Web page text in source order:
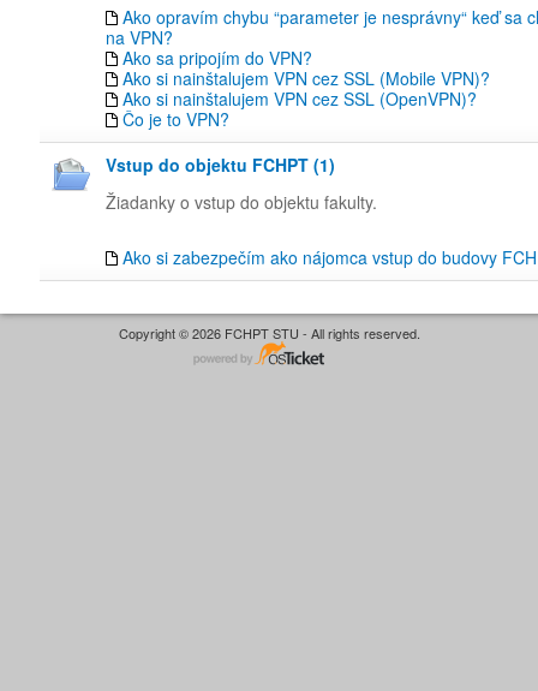
Ako opravím chybu “parameter je nesprávny“ keď sa
na VPN?
Ako sa pripojím do VPN?
Ako si nainštalujem VPN cez SSL (Mobile VPN)?
Ako si nainštalujem VPN cez SSL (OpenVPN)?
Čo je to VPN?
Vstup do objektu FCHPT (1)
Žiadanky o vstup do objektu fakulty.
Ako si zabezpečím ako nájomca vstup do budovy
Copyright © 2026 FCHPT STU - All rights reserved.